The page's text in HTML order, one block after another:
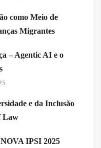
como Meio de
Migrantes
– Agentic AI e o
e da Inclusão
Law
IPSI 2025